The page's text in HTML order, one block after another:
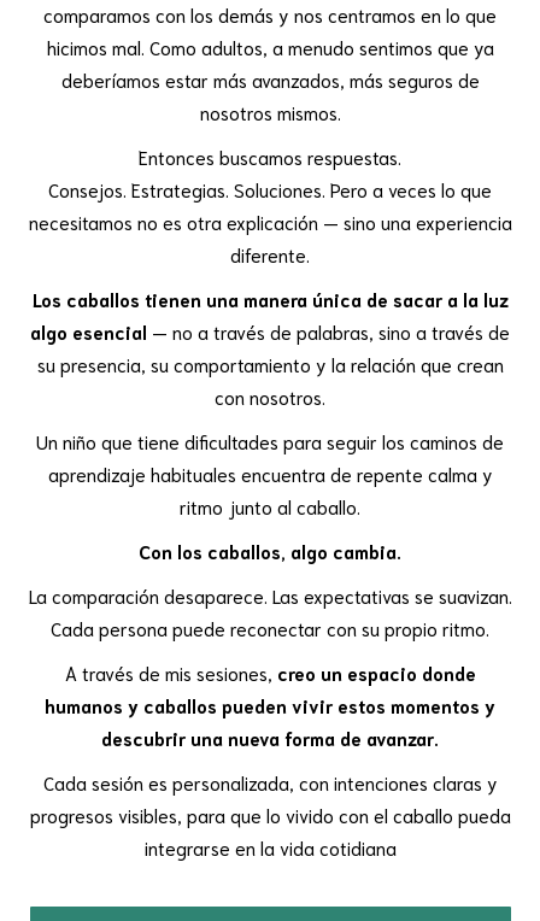
comparamos con los demás y nos centramos en lo que
hicimos mal. Como adultos, a menudo sentimos que ya
deberíamos estar más avanzados, más seguros de
nosotros mismos.
Entonces buscamos respuestas.
Consejos. Estrategias. Soluciones. Pero a veces lo que
necesitamos no es otra explicación — sino una experiencia
diferente.
Los caballos tienen una manera única de sacar a la luz
algo esencial — no a través de palabras, sino a través de
su presencia, su comportamiento y la relación que crean
con nosotros.
Un niño que tiene dificultades para seguir los caminos de
aprendizaje habituales encuentra de repente calma y
ritmo junto al caballo.
Con los caballos, algo cambia.
La comparación desaparece. Las expectativas se suavizan.
Cada persona puede reconectar con su propio ritmo.
A través de mis sesiones, creo un espacio donde
humanos y caballos pueden vivir estos momentos y
descubrir una nueva forma de avanzar.
Cada sesión es personalizada, con intenciones claras y
progresos visibles, para que lo vivido con el caballo pueda
integrarse en la vida cotidiana